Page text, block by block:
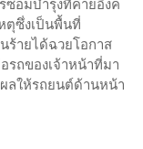
ตุซึ่งเป็นพื้นที่
ร้ายได้ฉวยโอกาส
รถของเจ้าหน้าที่มา
ลให้รถยนต์ด้านหน้า